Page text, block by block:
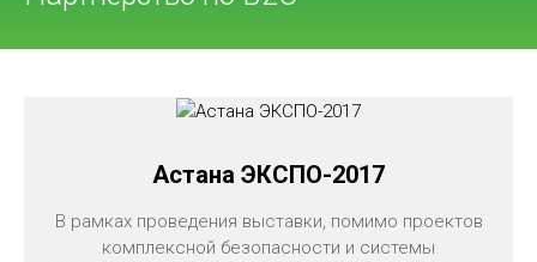
Астана ЭКСПО-2017
В рамках проведения выставки, помимо проектов
комплексной безопасности и системы